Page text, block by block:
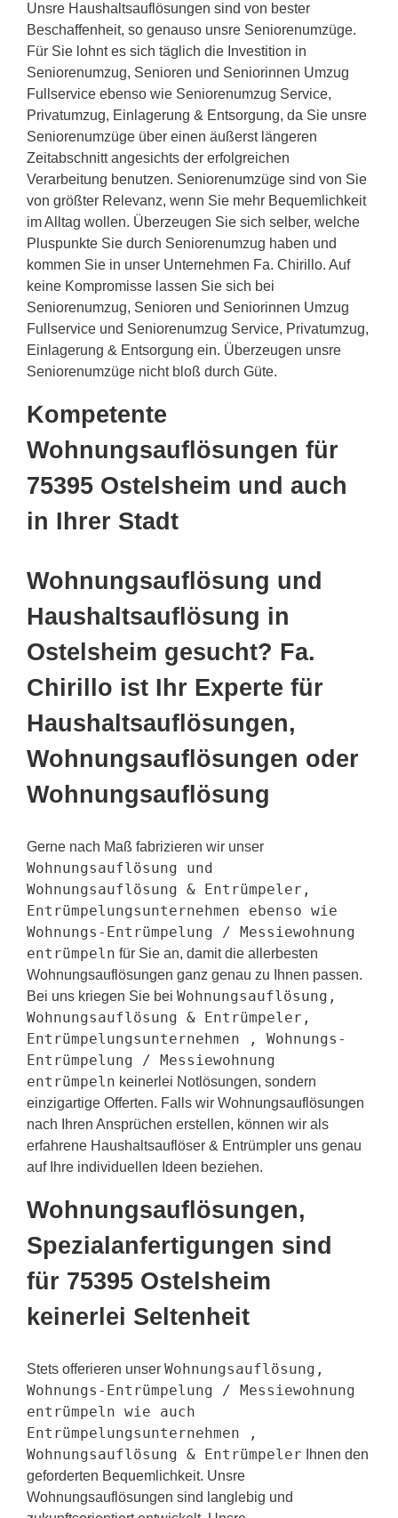
Unsre Haushaltsauflösungen sind von bester
Beschaffenheit, so genauso unsre Seniorenumzüge.
Für Sie lohnt es sich täglich die Investition in
Seniorenumzug, Senioren und Seniorinnen Umzug
Fullservice ebenso wie Seniorenumzug Service,
Privatumzug, Einlagerung & Entsorgung, da Sie unsre
Seniorenumzüge über einen äußerst längeren
Zeitabschnitt angesichts der erfolgreichen
Verarbeitung benutzen. Seniorenumzüge sind von Sie
von größter Relevanz, wenn Sie mehr Bequemlichkeit
im Alltag wollen. Überzeugen Sie sich selber, welche
Pluspunkte Sie durch Seniorenumzug haben und
kommen Sie in unser Unternehmen Fa. Chirillo. Auf
keine Kompromisse lassen Sie sich bei
Seniorenumzug, Senioren und Seniorinnen Umzug
Fullservice und Seniorenumzug Service, Privatumzug,
Einlagerung & Entsorgung ein. Überzeugen unsre
Seniorenumzüge nicht bloß durch Güte.
Kompetente
Wohnungsauflösungen für
75395 Ostelsheim und auch
in Ihrer Stadt
Wohnungsauflösung und
Haushaltsauflösung in
Ostelsheim gesucht? Fa.
Chirillo ist Ihr Experte für
Haushaltsauflösungen,
Wohnungsauflösungen oder
Wohnungsauflösung
Gerne nach Maß fabrizieren wir unser
Wohnungsauflösung und
Wohnungsauflösung & Entrümpeler,
Entrümpelungsunternehmen ebenso wie
Wohnungs-Entrümpelung / Messiewohnung
entrümpeln für Sie an, damit die allerbesten
Wohnungsauflösungen ganz genau zu Ihnen passen.
Bei uns kriegen Sie bei Wohnungsauflösung,
Wohnungsauflösung & Entrümpeler,
Entrümpelungsunternehmen , Wohnungs-
Entrümpelung / Messiewohnung
entrümpeln keinerlei Notlösungen, sondern
einzigartige Offerten. Falls wir Wohnungsauflösungen
nach Ihren Ansprüchen erstellen, können wir als
erfahrene Haushaltsauflöser & Entrümpler uns genau
auf Ihre individuellen Ideen beziehen.
Wohnungsauflösungen,
Spezialanfertigungen sind
für 75395 Ostelsheim
keinerlei Seltenheit
Stets offerieren unser Wohnungsauflösung,
Wohnungs-Entrümpelung / Messiewohnung
entrümpeln wie auch
Entrümpelungsunternehmen ,
Wohnungsauflösung & Entrümpeler Ihnen den
geforderten Bequemlichkeit. Unsre
Wohnungsauflösungen sind langlebig und